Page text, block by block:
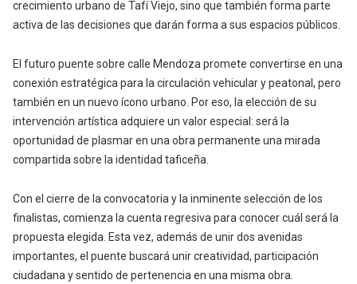
crecimiento urbano de Tafí Viejo, sino que también forma parte
activa de las decisiones que darán forma a sus espacios públicos.
El futuro puente sobre calle Mendoza promete convertirse en una
conexión estratégica para la circulación vehicular y peatonal, pero
también en un nuevo ícono urbano. Por eso, la elección de su
intervención artística adquiere un valor especial: será la
oportunidad de plasmar en una obra permanente una mirada
compartida sobre la identidad taficeña.
Con el cierre de la convocatoria y la inminente selección de los
finalistas, comienza la cuenta regresiva para conocer cuál será la
propuesta elegida. Esta vez, además de unir dos avenidas
importantes, el puente buscará unir creatividad, participación
ciudadana y sentido de pertenencia en una misma obra.